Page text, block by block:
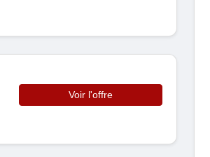
Voir l'offre